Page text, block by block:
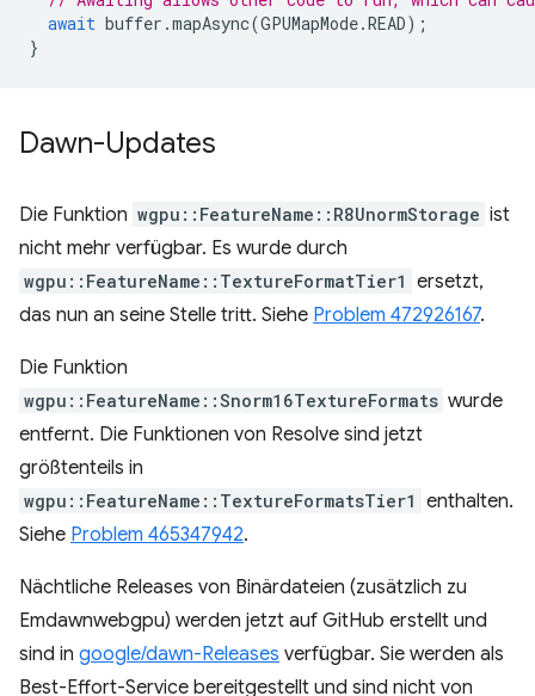
await buffer .mapAsync(GPUMapMode.READ);
}
Dawn-Updates
Die Funktion wgpu::FeatureName::R8UnormStorage ist
nicht mehr verfügbar. Es wurde durch
wgpu::FeatureName::TextureFormatTier1 ersetzt,
das nun an seine Stelle tritt. Siehe Problem 472926167.
Die Funktion
wgpu::FeatureName::Snorm16TextureFormats wurde
entfernt. Die Funktionen von Resolve sind jetzt
größtenteils in
wgpu::FeatureName::TextureFormatsTier1 enthalten.
Siehe Problem 465347942.
Nächtliche Releases von Binärdateien (zusätzlich zu
Emdawnwebgpu) werden jetzt auf GitHub erstellt und
sind in google/dawn-Releases verfügbar. Sie werden als
Best-Effort-Service bereitgestellt und sind nicht von